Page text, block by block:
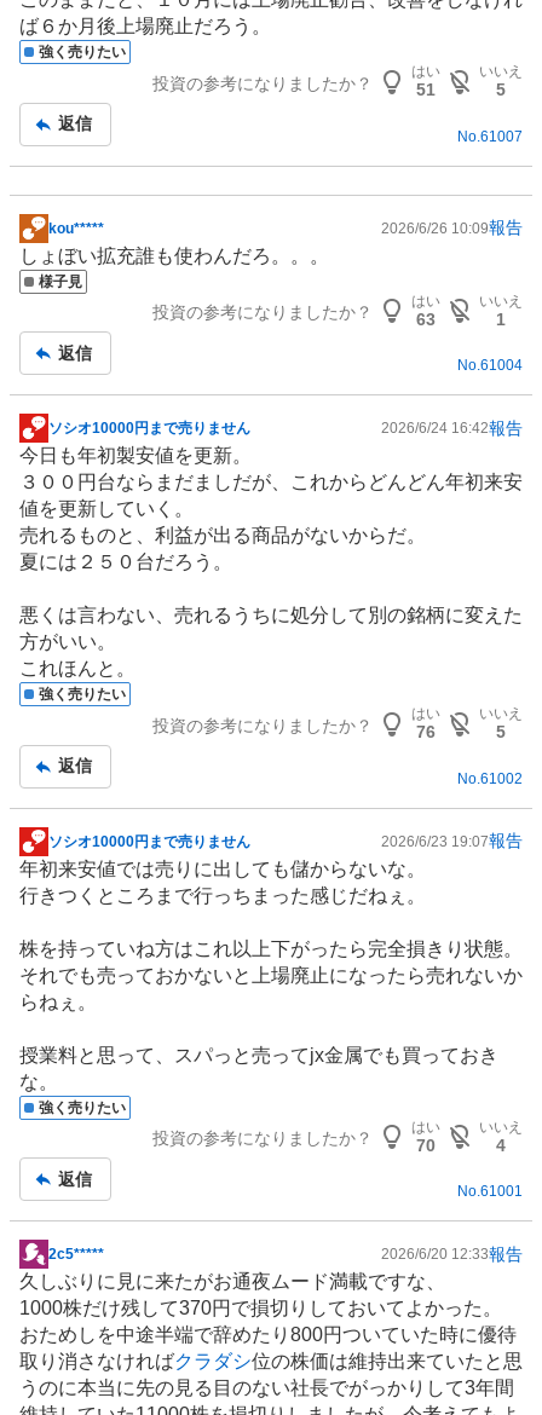
ば６か月後上場廃止だろう。
強く売りたい
投資の参考になりましたか？
はい
51
いいえ
5
返信
No. 61007
掲
示
板
kou***** 2026/6/26 10:09報告
しょぼい拡充誰も使わんだろ。。。
様子見
投資の参考になりましたか？
はい
63
いいえ
1
返信
No.61004
掲
示
板
記
事
ソシオ10000円まで売りません 2026/6/24 16:42報告
今日も年初製安値を更新。
３００円台ならまだましだが、これからどんどん年初来安
値を更新していく。
売れるものと、利益が出る商品がないからだ。
夏には２５０台だろう。
悪くは言わない、売れるうちに処分して別の銘柄に変えた
方がいい。
これほんと。
強く売りたい
投資の参考になりましたか？
はい
76
いいえ
5
返信
No. 61002
掲
示
板
事
ソシオ10000円まで売りません 2026/6/23 19:07報告
年初来安値では売りに出しても儲からないな。
行きつくところまで行っちまった感じだねぇ。
株を持っていね方はこれ以上下がったら完全損きり状態。
それでも売っておかないと上場廃止になったら売れないか
らねぇ。
授業料と思って、スパっと売ってjx金属でも買っておき
な。
強く売りたい
投資の参考になりましたか？
はい
70
いいえ
4
返信
No.61001
掲
示
板
記
事
2c5***** 2026/6/20 12:33報告
久しぶりに見に来たがお通夜ムード満載ですな、
1000株だけ残して370円で損切りしておいてよかった。
おためしを中途半端で辞めたり800円ついていた時に優待
取り消さなければクラダシ位の株価は維持出来ていたと思
うのに本当に先の見る目のない社長でがっかりして3年間